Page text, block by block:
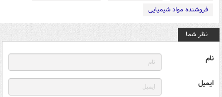
فروشنده مواد شیمیایی
نظر شما
نام
ایمیل